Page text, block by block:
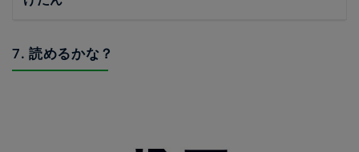
7. 読めるかな？